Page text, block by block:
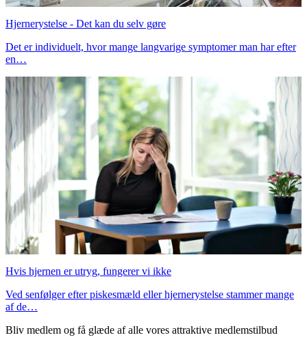
Hjernerystelse - Det kan du selv gøre
Det er individuelt, hvor mange langvarige symptomer man har efter
en…
Hvis hjernen er utryg, fungerer vi ikke
Ved senfølger efter piskesmæld eller hjernerystelse stammer mange
af de…
Bliv medlem og få glæde af alle vores attraktive medlemstilbud